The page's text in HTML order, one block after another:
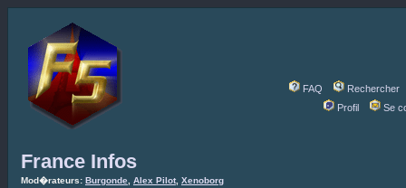
FAQ
Rechercher
Profil
Se
France Infos
Mod�rateurs: Burgonde Alex Pilot, Xenoborg